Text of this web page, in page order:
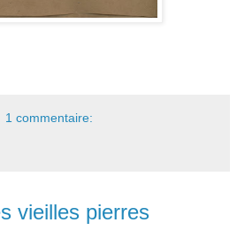
1 commentaire:
vieilles pierres